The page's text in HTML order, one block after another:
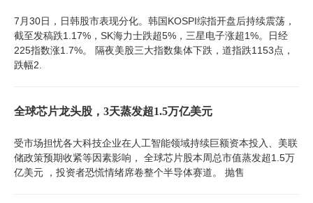
7月30日，日韩股市表现分化。韩国KOSPI综指开盘后持续震荡，
截至发稿跌1.17%，SK海力士跌超5%，三星电子涨超1%。日经
225指数涨1.7%。 隔夜美股三大指数集体下跌，道指跌1153点，
跌幅2.
全球芯片龙头股，3天蒸发超1.5万亿美元
受市场担忧各大科技企业在人工智能领域持续巨额资本投入、美联
储政策预期收紧等因素影响， 全球芯片股本周总市值蒸发超1.5万
亿美元 ，投资者恐慌情绪席卷整个半导体赛道。 抛售